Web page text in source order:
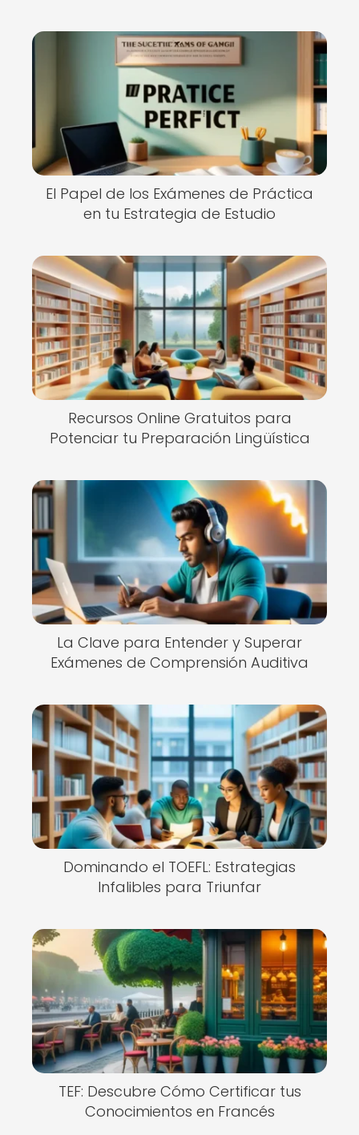
El Papel de los Exámenes de Práctica
en tu Estrategia de Estudio
Recursos Online Gratuitos para
Potenciar tu Preparación Lingüística
La Clave para Entender y Superar
Exámenes de Comprensión Auditiva
Dominando el TOEFL: Estrategias
Infalibles para Triunfar
TEF: Descubre Cómo Certificar tus
Conocimientos en Francés